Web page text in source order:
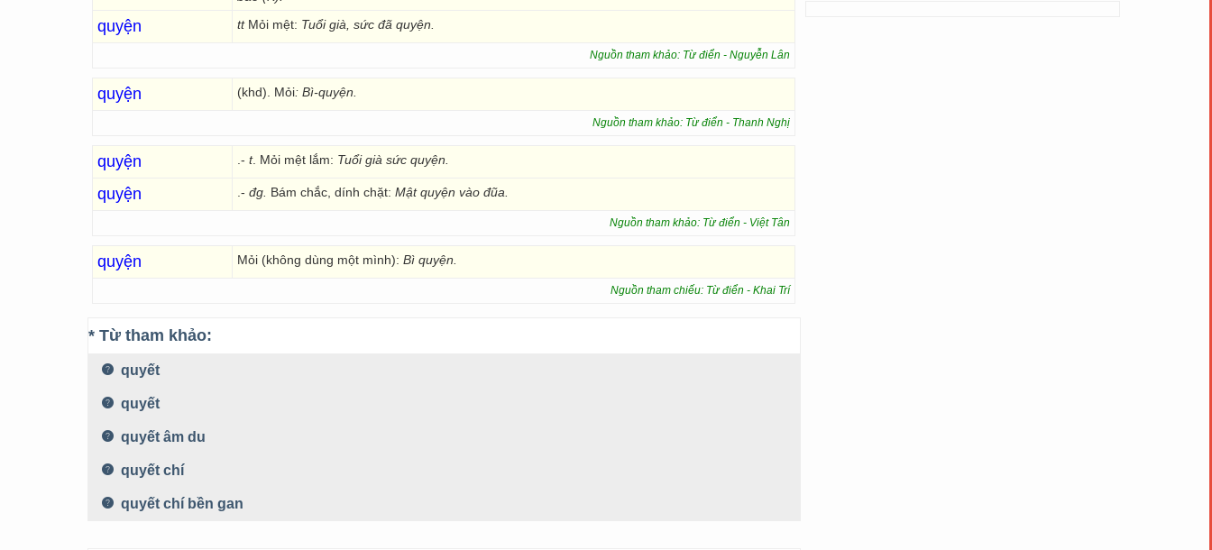
quyện tt Mỏi mệt: Tuổi già, sức đã quyện.
Nguồn tham khảo: Từ điển - Nguyễn Lân
quyện (khd). Mỏi: Bì-quyện.
Nguồn tham khảo: Từ điển - Thanh Nghị
quyện .- t. Mỏi mệt lắm: Tuổi già sức quyện.
quyện .- đg. Bám chắc, dính chặt: Mật quyện vào đũa.
Nguồn tham khảo: Từ điển - Việt Tân
quyện Mỏi (không dùng một mình): Bì quyện.
Nguồn tham chiếu: Từ điển - Khai Trí
* Từ tham khảo:
quyết
quyết
quyết âm du
quyết chí
quyết chí bền gan